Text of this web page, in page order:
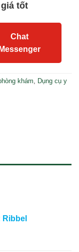
tốt
Chat
Messenger
khám, Dụng cụ y
Ribbel